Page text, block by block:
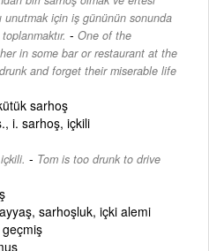
unutmak için iş gününün sonunda
- One of the
in some bar or restaurant at the
and forget their miserable life
sarhoş
i. sarhoş, içkili
- Tom is too drunk to drive
sarhoşluk, içki alemi